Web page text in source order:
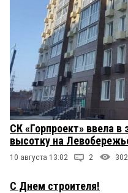
СК «Горпроект» ввела
высотку на
10 августа 13:02 2 302
С Днем строителя!